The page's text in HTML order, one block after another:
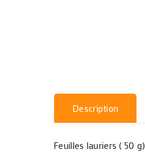
Description
Feuilles lauriers ( 50 g).